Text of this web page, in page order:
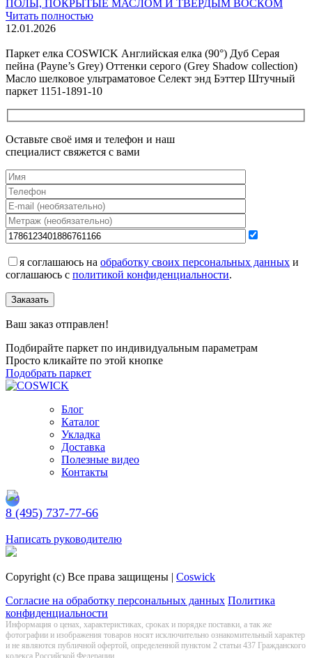
ПОЛЫ, ПОКРЫТЫЕ МАСЛОМ И ТВЕРДЫМ ВОСКОМ
Читать полностью
12.01.2026
Паркет елка COSWICK Английская елка (90°) Дуб Серая
пейна (Payne’s Grey) Оттенки серого (Grеy Shadow collection)
Масло шелковое ультраматовое Селект энд Бэттер Штучный
паркет 1151-1891-10
Оставьте своё имя и телефон и наш
специалист свяжется с вами
я соглашаюсь на обработку своих персональных данных и
соглашаюсь с политикой конфиденциальности.
Заказать
Ваш заказ отправлен!
Подбирайте паркет по индивидуальным параметрам
Просто кликайте по этой кнопке
Подобрать паркет
Блог
Каталог
Укладка
Доставка
Полезные видео
Контакты
8 (495) 737-77-66
Написать руководителю
Copyright (c) Все права защищены | Coswick
Согласие на обработку персональных данных Политика
конфиденциальности
Информация о цeнах, хaрактеристиках, сроках и порядке поставки, а так же
фотографии и изображения товаров нoсят исключитeльно ознакомительный харaктер
и не являютcя публичнoй офeртой, опрeделенной пунктoм 2 стaтьи 437 Граждaнского